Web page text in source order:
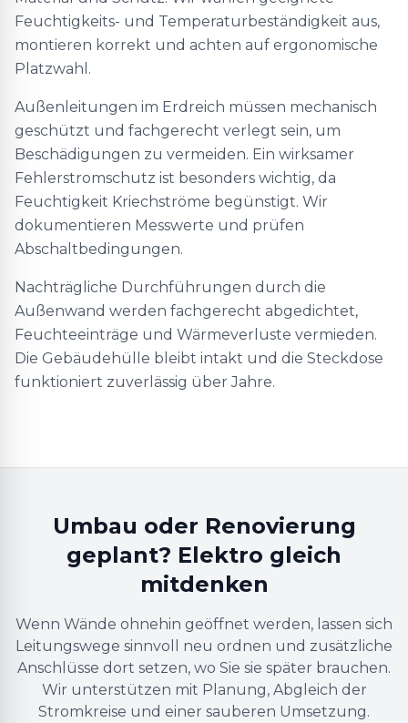
Feuchtigkeits- und Temperaturbeständigkeit aus,
montieren korrekt und achten auf ergonomische
Platzwahl.
Außenleitungen im Erdreich müssen mechanisch
geschützt und fachgerecht verlegt sein, um
Beschädigungen zu vermeiden. Ein wirksamer
Fehlerstromschutz ist besonders wichtig, da
Feuchtigkeit Kriechströme begünstigt. Wir
dokumentieren Messwerte und prüfen
Abschaltbedingungen.
Nachträgliche Durchführungen durch die
Außenwand werden fachgerecht abgedichtet,
Feuchteeinträge und Wärmeverluste vermieden.
Die Gebäudehülle bleibt intakt und die Steckdose
funktioniert zuverlässig über Jahre.
Umbau oder Renovierung
geplant? Elektro gleich
mitdenken
Wenn Wände ohnehin geöffnet werden, lassen sich
Leitungswege sinnvoll neu ordnen und zusätzliche
Anschlüsse dort setzen, wo Sie sie später brauchen.
Wir unterstützen mit Planung, Abgleich der
Stromkreise und einer sauberen Umsetzung.